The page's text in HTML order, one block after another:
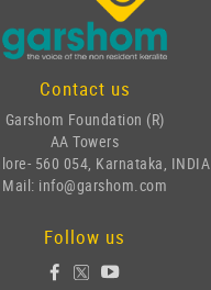
Contact us
Garshom Foundation (R)
AA Towers
560 054, Karnataka, INDIA
Mail: info@garshom.com
Follow us